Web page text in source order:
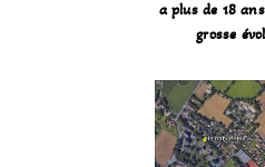
a plus de 18
grosse